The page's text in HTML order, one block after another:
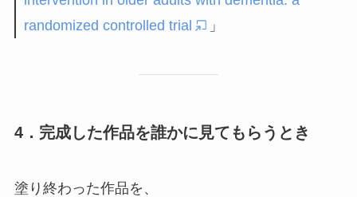
randomized controlled trial
」
4．完成した作品を誰かに見てもらうとき
塗り終わった作品を、